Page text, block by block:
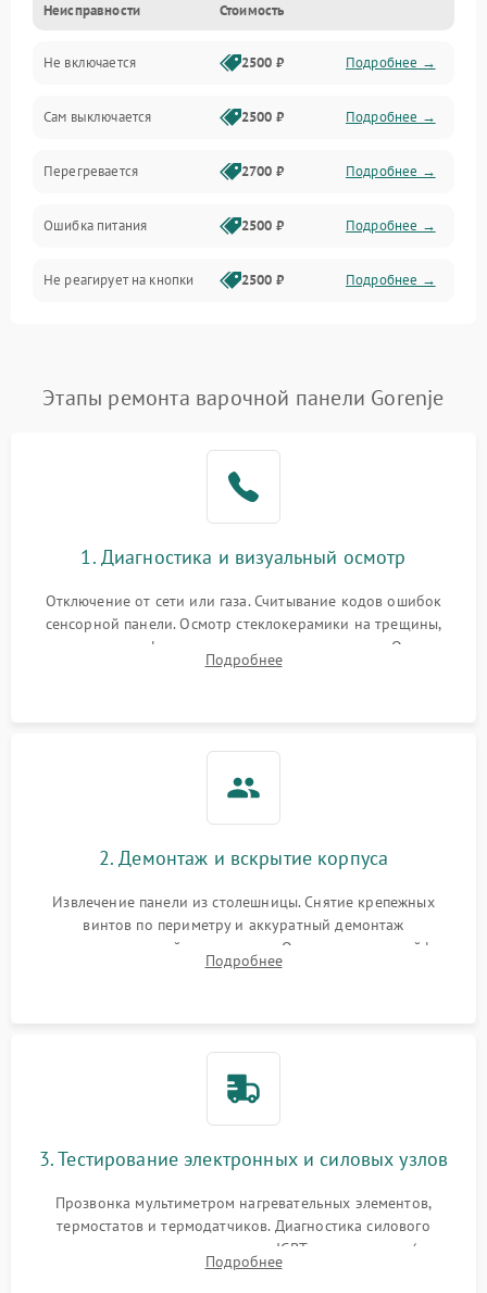
Неисправности Стоимость
Не включается 2500 ₽ Подробнее →
Сам выключается 2500 ₽ Подробнее →
Перегревается 2700 ₽ Подробнее →
Ошибка питания 2500 ₽ Подробнее →
Не реагирует на кнопки 2500 ₽ Подробнее →
Этапы ремонта варочной панели Gorenje
1. Диагностика и визуальный осмотр
Отключение от сети или газа. Считывание кодов ошибок
сенсорной панели. Осмотр стеклокерамики на трещины,
проверка конфорок на равномерность нагрева. Опрос
клиента о симптомах (не включается, не видит посуду,
Подробнее
2. Демонтаж и вскрытие корпуса
Извлечение панели из столешницы. Снятие крепежных
винтов по периметру и аккуратный демонтаж
стеклокерамической поверхности. Отсоединение шлейфов
сенсорного блока для доступа к силовым платам, катушкам
Подробнее
3. Тестирование электронных и силовых узлов
Прозвонка мультиметром нагревательных элементов,
термостатов и термодатчиков. Диагностика силового
модуля, реле, диодных мостов и IGBT-транзисторов (для
индукции). Проверка кранов и газ-контроля (для газовых
Подробнее